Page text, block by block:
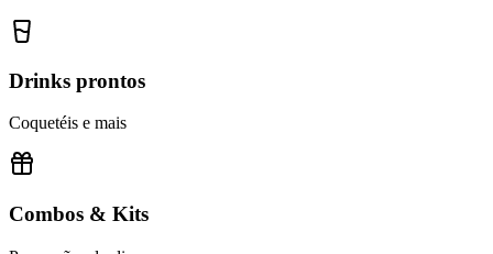
Drinks prontos
Coquetéis e mais
Combos & Kits